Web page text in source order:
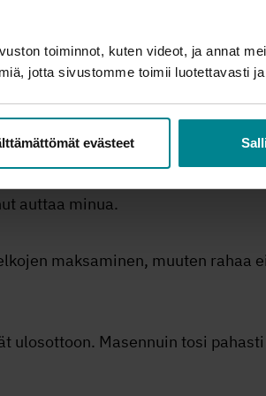
toiminnot, kuten videot, ja annat
jotta sivustomme toimii luotettavasti
evästeet
alkoi auttaa. Kivut
niin olen herkkä
ruuhkautunut hakemusten
hän ei nähnyt muuta
aikaan piti poistaa
auttaa minua.
maksaminen, muuten rahaa
ulosottoon. Masennuin tosi